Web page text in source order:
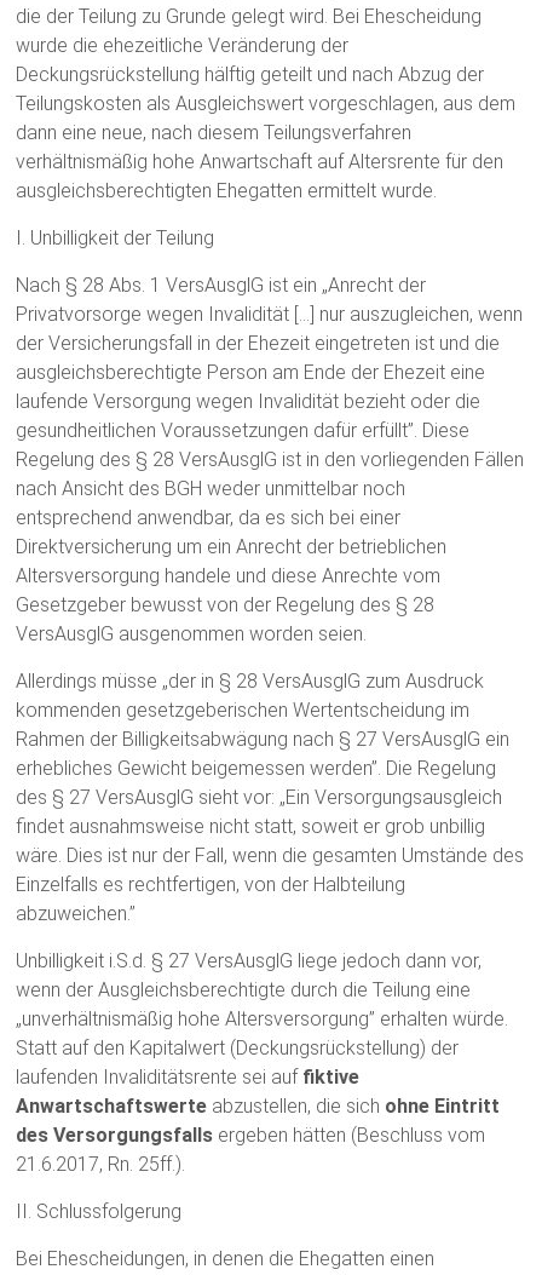
die der Teilung zu Grunde gelegt wird. Bei Ehescheidung
wurde die ehezeitliche Veränderung der
Deckungsrückstellung hälftig geteilt und nach Abzug der
Teilungskosten als Ausgleichswert vorgeschlagen, aus dem
dann eine neue, nach diesem Teilungsverfahren
verhältnismäßig hohe Anwartschaft auf Altersrente für den
ausgleichsberechtigten Ehegatten ermittelt wurde.
I. Unbilligkeit der Teilung
Nach § 28 Abs. 1 VersAusglG ist ein „Anrecht der
Privatvorsorge wegen Invalidität […] nur auszugleichen, wenn
der Versicherungsfall in der Ehezeit eingetreten ist und die
ausgleichsberechtigte Person am Ende der Ehezeit eine
laufende Versorgung wegen Invalidität bezieht oder die
gesundheitlichen Voraussetzungen dafür erfüllt”. Diese
Regelung des § 28 VersAusglG ist in den vorliegenden Fällen
nach Ansicht des BGH weder unmittelbar noch
entsprechend anwendbar, da es sich bei einer
Direktversicherung um ein Anrecht der betrieblichen
Altersversorgung handele und diese Anrechte vom
Gesetzgeber bewusst von der Regelung des § 28
VersAusglG ausgenommen worden seien.
Allerdings müsse „der in § 28 VersAusglG zum Ausdruck
kommenden gesetzgeberischen Wertentscheidung im
Rahmen der Billigkeitsabwägung nach § 27 VersAusglG ein
erhebliches Gewicht beigemessen werden”. Die Regelung
des § 27 VersAusglG sieht vor: „Ein Versorgungsausgleich
findet ausnahmsweise nicht statt, soweit er grob unbillig
wäre. Dies ist nur der Fall, wenn die gesamten Umstände des
Einzelfalls es rechtfertigen, von der Halbteilung
abzuweichen.”
Unbilligkeit i.S.d. § 27 VersAusglG liege jedoch dann vor,
wenn der Ausgleichsberechtigte durch die Teilung eine
„unverhältnismäßig hohe Altersversorgung” erhalten würde.
Statt auf den Kapitalwert (Deckungsrückstellung) der
laufenden Invaliditätsrente sei auf fiktive
Anwartschaftswerte abzustellen, die sich ohne Eintritt
des Versorgungsfalls ergeben hätten (Beschluss vom
21.6.2017, Rn. 25ff.).
II. Schlussfolgerung
Bei Ehescheidungen, in denen die Ehegatten einen